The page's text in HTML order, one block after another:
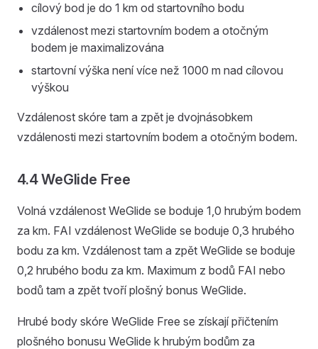
cílový bod je do 1 km od startovního bodu
vzdálenost mezi startovním bodem a otočným
bodem je maximalizována
startovní výška není více než 1000 m nad cílovou
výškou
Vzdálenost skóre tam a zpět je dvojnásobkem
vzdálenosti mezi startovním bodem a otočným bodem.
4.4 WeGlide Free
Volná vzdálenost WeGlide se boduje 1,0 hrubým bodem
za km. FAI vzdálenost WeGlide se boduje 0,3 hrubého
bodu za km. Vzdálenost tam a zpět WeGlide se boduje
0,2 hrubého bodu za km. Maximum z bodů FAI nebo
bodů tam a zpět tvoří plošný bonus WeGlide.
Hrubé body skóre WeGlide Free se získají přičtením
plošného bonusu WeGlide k hrubým bodům za